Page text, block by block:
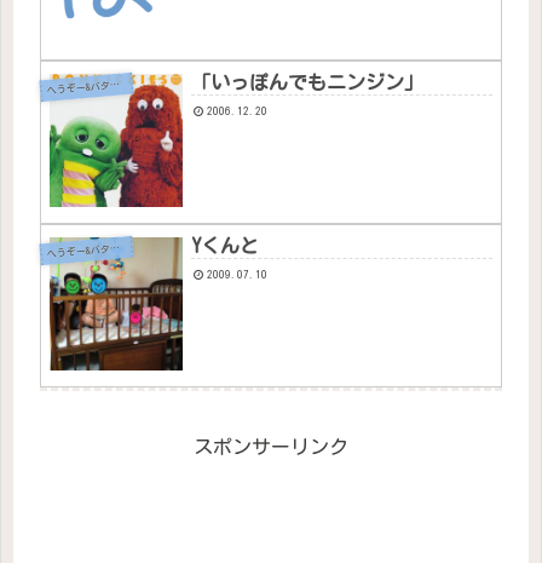
へ
うぞー&バタちゃん 「いっぽんでもニンジン」
2006.12.20
へ
うぞー&バタちゃん Yくんと
2009.07.10
スポンサーリンク